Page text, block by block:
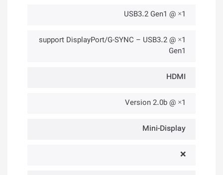
1× @ USB3.2 Gen1
1× @ support DisplayPort/G-SYNC – USB3.2
Gen1
HDMI
1× @ Version 2.0b
Mini-Display
❌